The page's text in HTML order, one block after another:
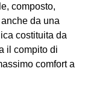
composto,
da una
costituita da
il compito di
comfort a